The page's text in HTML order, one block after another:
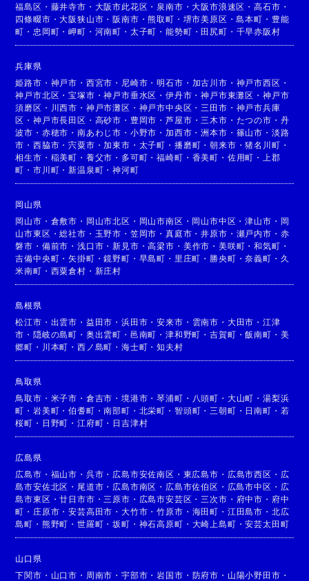
福島区 ・ 藤井寺市 ・ 大阪市此花区 ・ 泉南市 ・大阪市浪速区 ・高石市 ・
四條畷市 ・大阪狭山市 ・阪南市 ・熊取町 ・ 堺市美原区 ・島本町 ・ 豊能
町 ・ 忠岡町 ・岬町 ・ 河南町 ・ 太子町 ・能勢町 ・ 田尻町 ・ 千早赤阪村
兵庫県
姫路市 ・ 神戸市 ・ 西宮市 ・ 尼崎市 ・明石市 ・ 加古川市 ・ 神戸市西区 ・
神戸市北区 ・宝塚市 ・神戸市垂水区 ・伊丹市 ・神戸市東灘区 ・ 神戸市
須磨区 ・ 川西市 ・ 神戸市灘区 ・ 神戸市中央区 ・ 三田市 ・ 神戸市兵庫
区 ・神戸市長田区 ・ 高砂市 ・ 豊岡市 ・芦屋市 ・ 三木市 ・ たつの市 ・ 丹
波市 ・ 赤穂市 ・南あわじ市 ・ 小野市 ・加西市 ・洲本市 ・ 篠山市 ・ 淡路
市 ・西脇市 ・宍粟市 ・加東市 ・ 太子町 ・ 播磨町 ・朝来市 ・猪名川町 ・
相生市 ・ 稲美町 ・ 養父市 ・ 多可町 ・福崎町 ・ 香美町 ・ 佐用町 ・
上郡
町 ・市川町 ・新温泉町 ・神河町
岡山県
岡山市 ・ 倉敷市 ・ 岡山市北区 ・ 岡山市南区 ・ 岡山市中区 ・津山市 ・ 岡
山市東区 ・総社市 ・ 玉野市 ・ 笠岡市 ・真庭市 ・井原市 ・ 瀬戸内市 ・ 赤
磐市 ・ 備前市 ・浅口市 ・新見市 ・高梁市 ・ 美作市 ・ 美咲町 ・和気町 ・
吉備中央町 ・矢掛町 ・鏡野町 ・ 早島町 ・ 里庄町 ・ 勝央町 ・奈義町 ・ 久
米南町 ・ 西粟倉村 ・ 新庄村
島根県
松江市 ・ 出雲市 ・ 益田市 ・浜田市 ・安来市 ・ 雲南市 ・ 大田市 ・ 江津
市 ・隠岐の島町 ・ 奥出雲町 ・ 邑南町 ・津和野町 ・吉賀町 ・飯南町 ・ 美
郷町 ・ 川本町 ・西ノ島町 ・海士町 ・知夫村
鳥取県
鳥取市 ・ 米子市 ・ 倉吉市 ・境港市 ・琴浦町 ・ 八頭町 ・ 大山町 ・ 湯梨浜
町 ・岩美町 ・伯耆町 ・南部町 ・ 北栄町 ・ 智頭町 ・ 三朝町 ・ 日南町 ・ 若
桜町 ・ 日野町 ・江府町 ・ 日吉津村
広島県
広島市 ・ 福山市 ・ 呉市 ・ 広島市安佐南区 ・ 東広島市 ・ 広島市西区 ・ 広
島市安佐北区 ・ 尾道市 ・ 広島市南区 ・ 広島市佐伯区 ・ 広島市中区 ・ 広
島市東区 ・廿日市市 ・ 三原市 ・ 広島市安芸区 ・ 三次市 ・ 府中市 ・ 府中
町 ・ 庄原市 ・安芸高田市 ・大竹市 ・竹原市 ・ 海田町 ・ 江田島市 ・ 北広
島町 ・ 熊野町 ・世羅町 ・坂町 ・ 神石高原町 ・ 大崎上島町 ・安芸太田町
山口県
下関市 ・ 山口市 ・ 周南市 ・宇部市 ・岩国市 ・ 防府市 ・ 山陽小野田市 ・